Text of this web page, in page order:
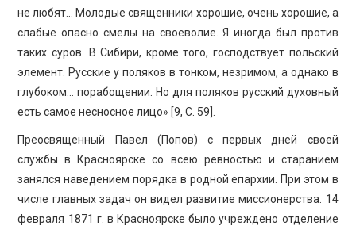
не любят… Молодые священники хорошие, очень хорошие, а
слабые опасно смелы на своеволие. Я иногда был против
таких суров. В Сибири, кроме того, господствует польский
элемент. Русские у поляков в тонком, незримом, а однако в
глубоком… порабощении. Но для поляков русский духовный
есть самое несносное лицо» [9, C. 59].
Преосвященный Павел (Попов) с первых дней своей
службы в Красноярске со всею ревностью и старанием
занялся наведением порядка в родной епархии. При этом в
числе главных задач он видел развитие миссионерства. 14
февраля 1871 г. в Красноярске было учреждено отделение